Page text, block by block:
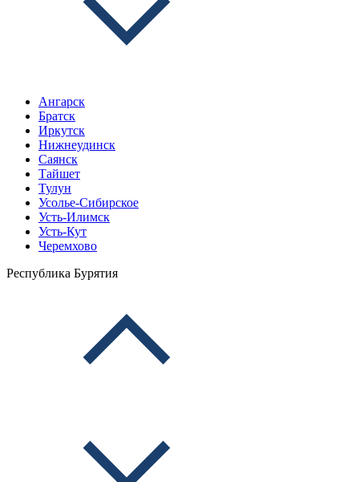
Ангарск
Братск
Иркутск
Нижнеудинск
Саянск
Тайшет
Тулун
Усолье-Сибирское
Усть-Илимск
Усть-Кут
Черемхово
Республика Бурятия